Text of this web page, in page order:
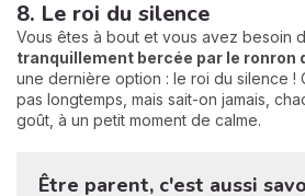
8. Le roi du silence
Vous êtes à bout et vous avez besoin
tranquillement bercée par le ronron
une dernière option : le roi du silence !
pas longtemps, mais sait-on jamais,
goût, à un petit moment de calme.
Être parent, c'est aussi